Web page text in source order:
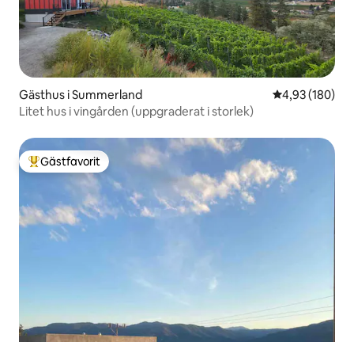
Gästhus i Summerland 4,93 av 5 i
4,93 (180)
Litet hus i vingården (uppgraderat i storlek)
Populär gästfavorit
Gästfavorit